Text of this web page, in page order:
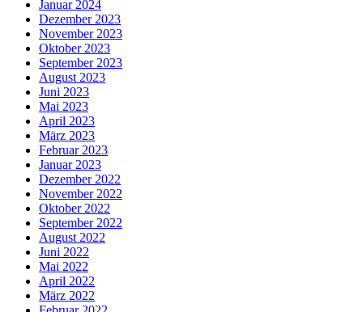
Januar 2024
Dezember 2023
November 2023
Oktober 2023
September 2023
August 2023
Juni 2023
Mai 2023
April 2023
März 2023
Februar 2023
Januar 2023
Dezember 2022
November 2022
Oktober 2022
September 2022
August 2022
Juni 2022
Mai 2022
April 2022
März 2022